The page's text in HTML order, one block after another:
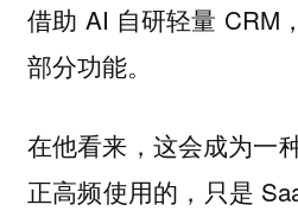
借助 AI 自研轻量 CRM
部分功能。
在他看来，这会成为一
正高频使用的，只是